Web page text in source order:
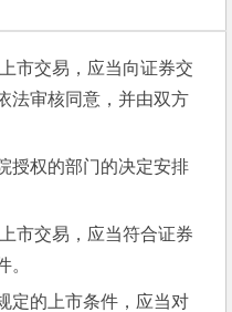
交易，应当向证券交
法审核同意，并由双方
权的部门的决定安排
交易，应当符合证券
。
的上市条件，应当对